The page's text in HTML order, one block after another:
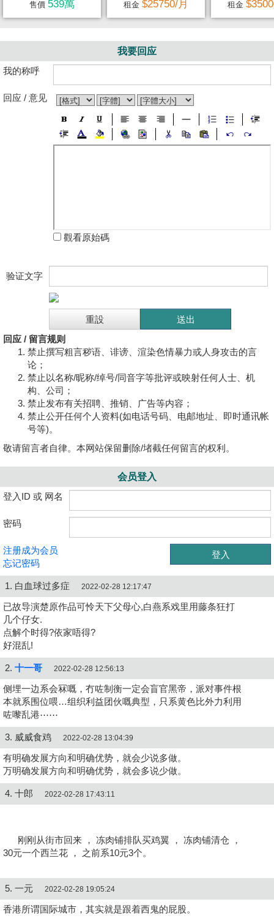
售價 539萬 租金 $25750/月 租金
我要回应
我的称呼
回应 / 意见
觀看原始碼
验证文字
回应 / 留言规则
禁止撰写粗言秽语、诽谤、渲染色情暴力或人身攻击的言
论；
禁止以名称/昵称/绰号/同音字等批评或映射任何人士、机
构、公司；
禁止发布有关招聘、推销、广告等内容；
禁止公开任何个人资料(如电话号码、电邮地址、即时通讯帐
号等)。
敬请留言者自律。本网站保留删除/堵截任何留言的权利。
会员登入
登入ID 或 网名
密码
注册成为会员
忘记密码
1. 白血球过多症 2022-02-28 12:17:47
已故导演楚原作品可怜天下父母心,白燕系戏里用藤条狂打
几个仔女.
点解个时得?依家唔得?
好混乱!
2. 十一哥 2022-02-28 12:56:13
侧埋一边系会冧嘅，冇咗制衡一定会盲官黑帝，派对事件根
本就系围位喂…组织利益团伙嘅典型，只系黄色比外力利用
咗嚟乱港⋯⋯
3. 威威食鸡 2022-02-28 13:04:39
有明确发展方向和明确优势，就会少说多做。
万明确发展方向和明确优势，就会多说少做。
4. 十郎 2022-02-28 17:43:11
刚刚从街市回来 ， 冻肉铺排队买鸡翼 ， 冻肉铺清仓 ，
30元一个西兰花 ， 之前系10元3个。
5. 一元 2022-02-28 19:05:24
香港所谓国际城市，其实就是跟着西鬼的屁股。